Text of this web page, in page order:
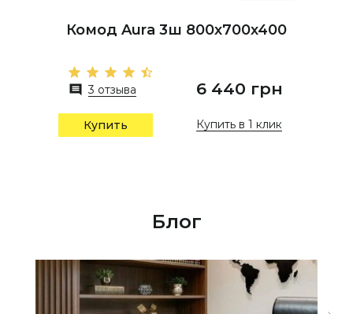
Комод Aura 3ш 800х700х400
3 отзыва 6 440 грн
Купить Купить в 1 клик
Блог